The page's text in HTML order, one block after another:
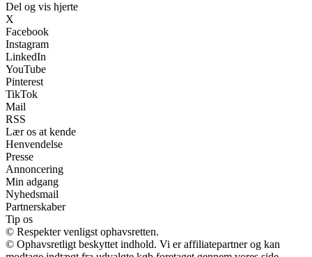
Del og vis hjerte
X
Facebook
Instagram
LinkedIn
YouTube
Pinterest
TikTok
Mail
RSS
Lær os at kende
Henvendelse
Presse
Annoncering
Min adgang
Nyhedsmail
Partnerskaber
Tip os
© Respekter venligst ophavsretten.
© Ophavsretligt beskyttet indhold. Vi er affiliatepartner og kan